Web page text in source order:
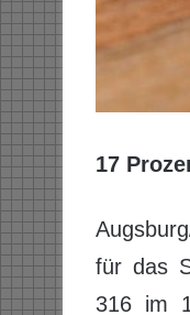
17
für das
316 im